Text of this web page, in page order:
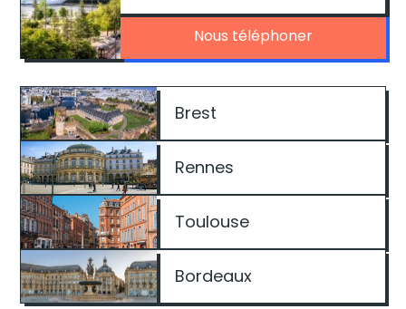
Brest
Rennes
Toulouse
Bordeaux
Nous téléphoner